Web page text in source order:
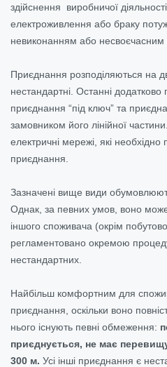
здійснення виробничої
електроживлення або браку
невиконанням або
Приєднання розподіляються на
нестандартні. Останні додатково
приєднання “під ключ” та
замовником його лінійної
електричні мережі, які
приєднання.
Зазначені вище види
Однак, за певних умов, воно
іншого споживача (окрім
регламентовано окремою
нестандартних.
Найбільш комфортним для
приєднання, оскільки воно
нього існують певні обмеження:
приєднується, не має
300 м. Усі інші приєднання є